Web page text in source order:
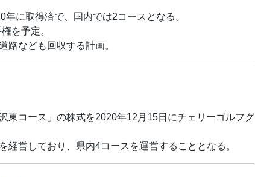
に取得済で、国内では2コースとなる。
を予定。
路なども回収する計画。
東コース」の株式を2020年12月15日にチェリーゴルフグ
営しており、県内4コースを運営することとなる。